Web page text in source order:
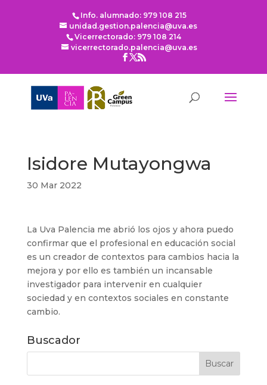
Info. alumnado: 979 108 215
unidad.gestion.palencia@uva.es
Vicerrectorado: 979 108 214
vicerrectorado.palencia@uva.es
Isidore Mutayongwa
30 Mar 2022
La Uva Palencia me abrió los ojos y ahora puedo
confirmar que el profesional en educación social
es un creador de contextos para cambios hacia la
mejora y por ello es también un incansable
investigador para intervenir en cualquier
sociedad y en contextos sociales en constante
cambio.
Buscador